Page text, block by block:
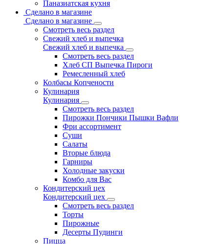
Паназиатская кухня
Сделано в магазине
Сделано в магазине
Смотреть весь раздел
Свежий хлеб и выпечка
Свежий хлеб и выпечка
Смотреть весь раздел
Хлеб СП Выпечка Пироги
Ремесленный хлеб
Колбасы Копчености
Кулинария
Кулинария
Смотреть весь раздел
Пирожки Пончики Пышки Вафли
Фри ассортимент
Суши
Салаты
Вторые блюда
Гарниры
Холодные закуски
Комбо для Вас
Кондитерский цех
Кондитерский цех
Смотреть весь раздел
Торты
Пирожные
Десерты Пудинги
Пицца